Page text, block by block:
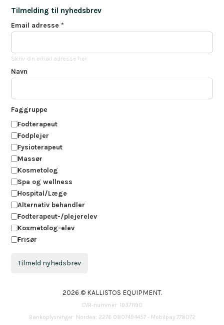
Tilmelding til nyhedsbrev
Email adresse*
Skriv din email adresse her
Navn
Faggruppe
Fodterapeut
Fodplejer
Fysioterapeut
Massør
Kosmetolog
Spa og wellness
Hospital/Læge
Alternativ behandler
Fodterapeut-/plejerelev
Kosmetolog-elev
Frisør
Tilmeld nyhedsbrev
2026 © KALLISTOS EQUIPMENT.
CVR-nummer: 19371190
Bankoplysninger: Nordea: 2276 0807494457 - Mobilpay 778072